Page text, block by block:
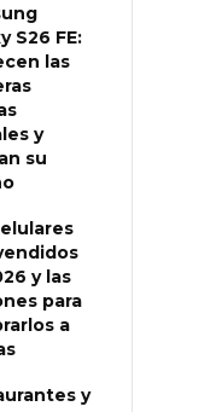
S26 FE:
las
y
su
y las
para
a
y